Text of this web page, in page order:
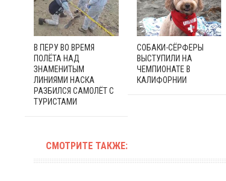
В ПЕРУ ВО ВРЕМЯ
ПОЛЁТА НАД
ЗНАМЕНИТЫМ
ЛИНИЯМИ НАСКА
РАЗБИЛСЯ САМОЛЁТ С
ТУРИСТАМИ
СОБАКИ-СЁРФЕРЫ
ВЫСТУПИЛИ НА
ЧЕМПИОНАТЕ В
КАЛИФОРНИИ
СМОТРИТЕ ТАКЖЕ: